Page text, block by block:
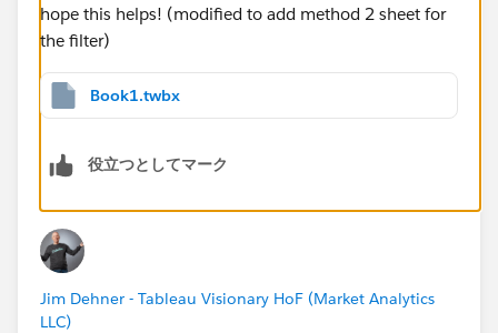
hope this helps! (modified to add method 2 sheet for
the filter)
Book1.twbx
役立つとしてマーク
Jim Dehner - Tableau Visionary HoF (Market Analytics
LLC)